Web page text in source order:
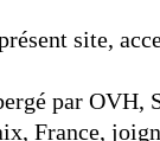
site,
par OVH,
France,